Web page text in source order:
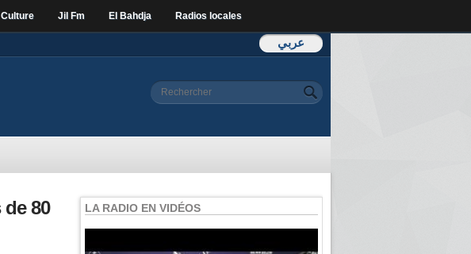
Culture Jil Fm El Bahdja Radios locales
عربي
Formulaire de
Rechercher
80
LA RADIO EN VIDÉOS